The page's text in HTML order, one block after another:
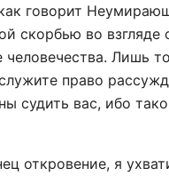
говорит
скорбью во взгляде
человечества. Лишь
право
судить вас, ибо
откровение, я